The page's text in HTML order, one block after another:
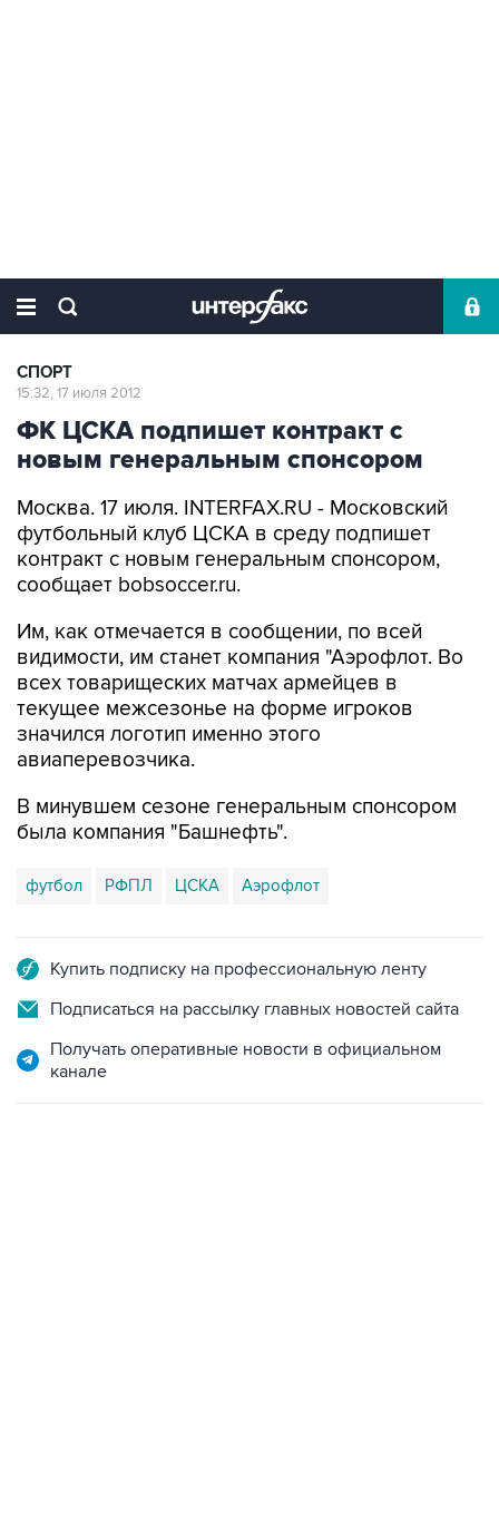
СПОРТ
15:32, 17 июля 2012
ФК ЦСКА подпишет контракт с
новым генеральным спонсором
Москва. 17 июля. INTERFAX.RU - Московский
футбольный клуб ЦСКА в среду подпишет
контракт с новым генеральным спонсором,
сообщает bobsoccer.ru.
Им, как отмечается в сообщении, по всей
видимости, им станет компания "Аэрофлот. Во
всех товарищеских матчах армейцев в
текущее межсезонье на форме игроков
значился логотип именно этого
авиаперевозчика.
В минувшем сезоне генеральным спонсором
была компания "Башнефть".
футбол РФПЛ ЦСКА Аэрофлот
Купить подписку на профессиональную ленту
Подписаться на рассылку главных новостей сайта
Получать оперативные новости в официальном
канале